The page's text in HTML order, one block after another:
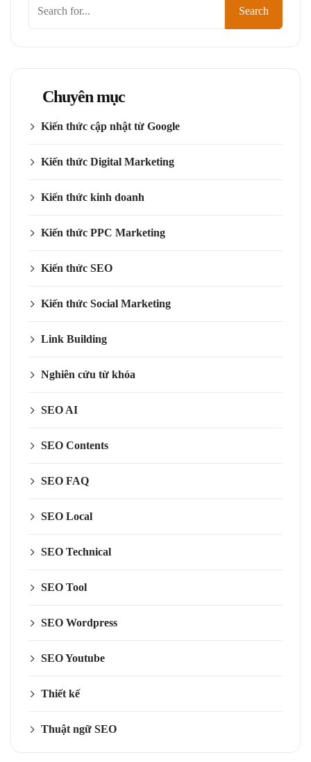
Search
Chuyên mục
Kiến thức cập nhật từ Google
Kiến thức Digital Marketing
Kiến thức kinh doanh
Kiến thức PPC Marketing
Kiến thức SEO
Kiến thức Social Marketing
Link Building
Nghiên cứu từ khóa
SEO AI
SEO Contents
SEO FAQ
SEO Local
SEO Technical
SEO Tool
SEO Wordpress
SEO Youtube
Thiết kế
Thuật ngữ SEO